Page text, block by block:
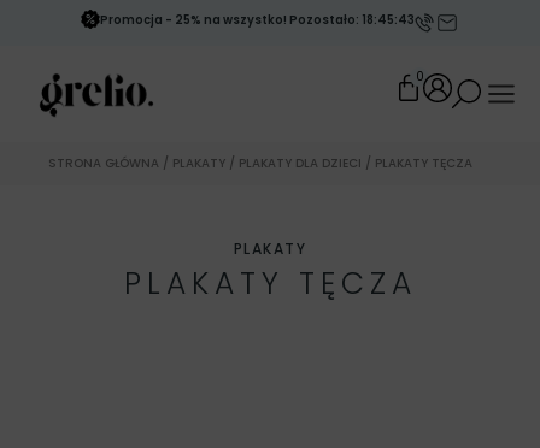
Promocja - 25% na wszystko! Pozostało: 18:45:41
0
STRONA GŁÓWNA / PLAKATY / PLAKATY DLA DZIECI / PLAKATY TĘCZA
PLAKATY
PLAKATY TĘCZA